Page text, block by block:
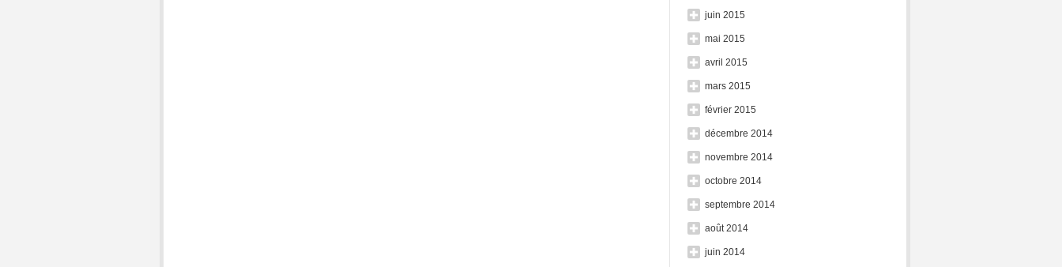
juin 2015
mai 2015
avril 2015
mars 2015
février 2015
décembre 2014
novembre 2014
octobre 2014
septembre 2014
août 2014
juin 2014